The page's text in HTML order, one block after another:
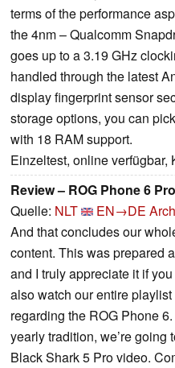
terms of the performance
the 4nm – Qualcomm
goes up to a 3.19 GHz
handled through the latest
display fingerprint sensor
storage options, you can
with 18 RAM support.
Einzeltest, online verfügbar,
Review – ROG Phone 6 Pro
Quelle: NLT EN→DE
And that concludes our
content. This was prepared
and I truly appreciate it if
also watch our entire
regarding the ROG Phone
yearly tradition, we’re going
Black Shark 5 Pro video.